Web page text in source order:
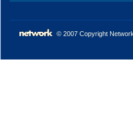
© 2007 Copyright